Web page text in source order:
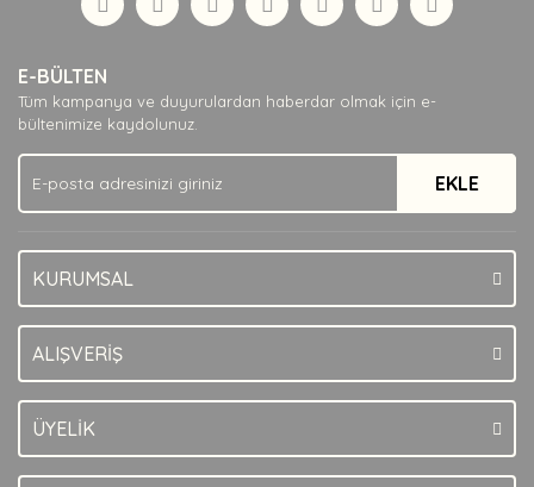
Yorum Yaz
Ürün açıklamasında eksik bilgiler bulunuyor.
Ürün bilgilerinde hatalar bulunuyor.
Ürün fiyatı diğer sitelerden daha pahalı.
Bu ürüne benzer farklı alternatifler olmalı.
E-BÜLTEN
Tüm kampanya ve duyurulardan haberdar olmak için e-
bültenimize kaydolunuz.
EKLE
KURUMSAL
ALIŞVERİŞ
ÜYELİK